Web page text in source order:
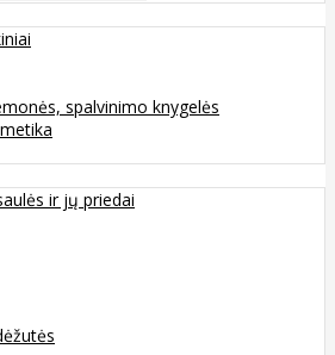
spalvinimo knygelės
ir jų priedai